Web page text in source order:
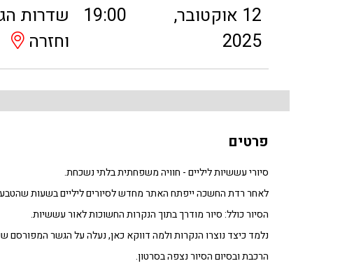
12 אוקטובר,
2025
19:00
וחזרה
פרטים
סיורי עששיות ליליים - חוויה משפחתית בלתי נשכחת.
לאחר רדת החשכה ייפתח האתר מחדש לסיורים ליליים בשעות שהטבע
הסיור כולל: סיור מודרך בתוך הנקרות החשוכות לאור עששיות.
נלמד כיצד נוצרו הנקרות ולמה דווקא כאן, נעלה על הגשר
הרכבת ובסיום הסיור נצפה בסרטון.